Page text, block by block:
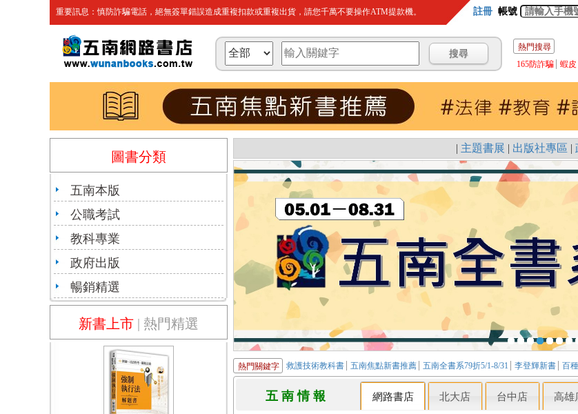
重要訊息：慎防詐騙電話，絕無簽單錯誤造成重複扣款或重複出貨，請您千萬不要操作ATM提款機。 註冊 帳號
熱門搜尋
165防詐騙
蝦皮
圖書分類
五南本版
公職考試
教科專業
政府出版
暢銷精選
新書上市 | 熱門精選
| 主題書展 | 出版社專區 |
熱門關鍵字 救護技術教科書 五南焦點新書推薦 五南全書系79折5/1-8/31 李登輝新書 百
五 南 情 報 網路書店 北大店 台中店 高雄